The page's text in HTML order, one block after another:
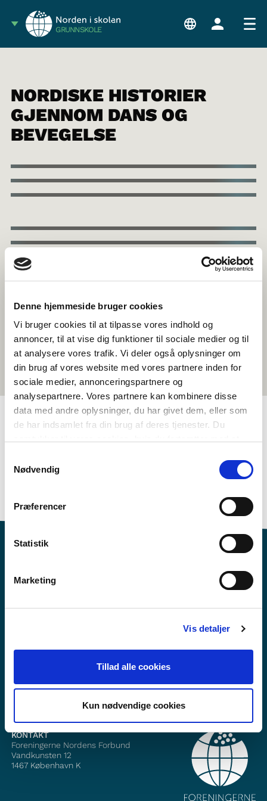
Denne hjemmeside bruger cookies
Vi bruger cookies til at tilpasse vores indhold og
annoncer, til at vise dig funktioner til sociale medier og til
at analysere vores trafik. Vi deler også oplysninger om
din brug af vores website med vores partnere inden for
sociale medier, annonceringspartnere og
analysepartnere. Vores partnere kan kombinere disse
data med andre oplysninger, du har givet dem, eller som
de har indsamlet fra din brug af deres tjenester. Du
Nødvendig
Præferencer
Statistik
Marketing
Vis detaljer
Tillad alle cookies
Kun nødvendige cookies
GRUNNSKOLE
Språkforståelse - kommunikasjon
Kreativ skaping
NORDISKE HISTORIER
GJENNOM DANS OG
BEVEGELSE
Følg oss på Facebook
KONTAKT
Foreningerne Nordens Forbund
Vandkunsten 12
1467 København K